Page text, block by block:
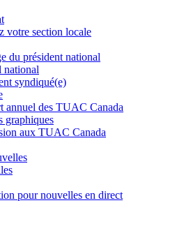
votre section locale
du président national
national
syndiqué(e)
annuel des TUAC Canada
graphiques
aux TUAC Canada
pour nouvelles en direct